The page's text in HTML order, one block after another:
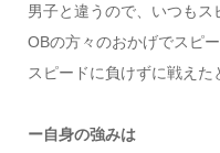
男子と違うので、いつもス
OBの方々のおかげでスピ
スピードに負けずに戦えた
ー自身の強みは